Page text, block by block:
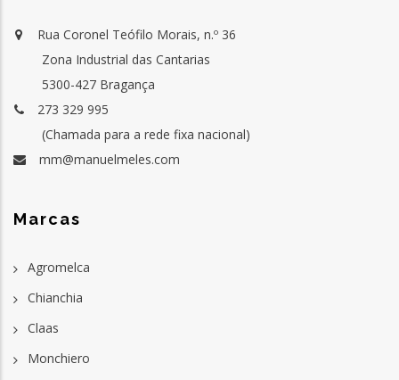
Rua Coronel Teófilo Morais, n.º 36
Zona Industrial das Cantarias
5300-427 Bragança
273 329 995
(Chamada para a rede fixa nacional)
mm@manuelmeles.com
Marcas
Agromelca
Chianchia
Claas
Monchiero